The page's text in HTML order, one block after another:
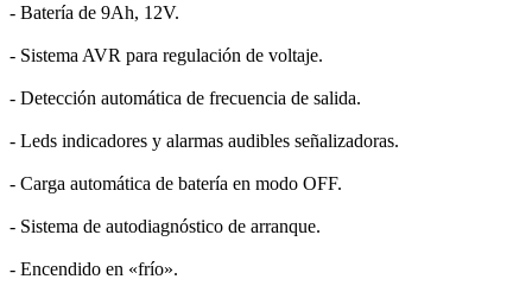
- Batería de 9Ah, 12V.
- Sistema AVR para regulación de voltaje.
- Detección automática de frecuencia de salida.
- Leds indicadores y alarmas audibles señalizadoras.
- Carga automática de batería en modo OFF.
- Sistema de autodiagnóstico de arranque.
- Encendido en «frío».